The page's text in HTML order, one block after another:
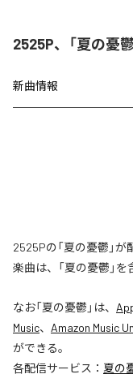
2525P、「夏の憂
新曲情報
2525Pの「夏の憂鬱」
楽曲は、「夏の憂鬱」を
なお「夏の憂鬱 」は、
Music、 Amazon Music
ができる。
各配信サービス： 夏の